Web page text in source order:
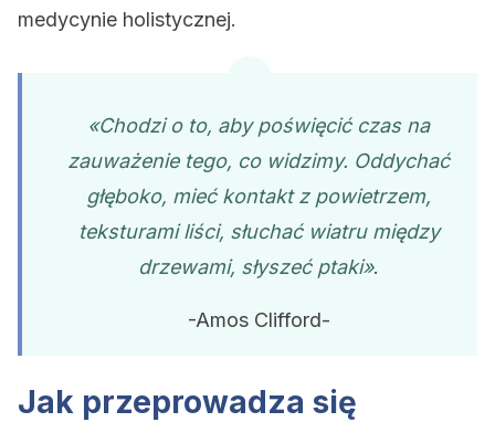
medycynie holistycznej.
«Chodzi o to, aby poświęcić czas na
zauważenie tego, co widzimy. Oddychać
głęboko, mieć kontakt z powietrzem,
teksturami liści, słuchać wiatru między
drzewami, słyszeć ptaki».
-Amos Clifford-
Jak przeprowadza się